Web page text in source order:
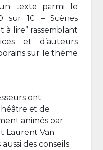
texte parmi le
sur 10 – Scènes
à lire” rassemblant
et d’auteurs
sur le thème
ont
et de
animés par
Laurent Van
des conseils